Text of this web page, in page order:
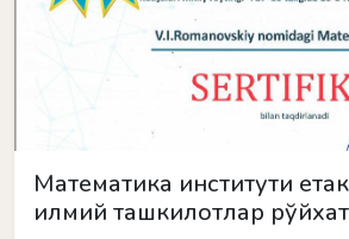
Математика институти
илмий ташкилотлар